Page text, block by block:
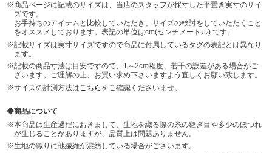
商品ページに記載のサイズは、当店のスタッフが採寸した平置き実寸のサイ
ズです。
お手持ちのアイテムと比較していただき、サイズの検討をしていただくこと
をオススメしております。表記の単位はcm(センチメートル) です。
記載サイズは実寸サイズですので商品に付属しているタグの表記とは異なり
ます。
記載の商品寸法は目安ですので、1～2cm程度、若干の誤差がある場合がご
ざいます。ご理解の上、お買い求め下さいますよう宜しくお願い致します。
サイズの計測方法はこちら をご確認くださいませ。
商品について
本商品は生産過程におきまして、生地を織る際の糸の継ぎ目や多少のほつれ
が生じることがありますが、品質上は問題ありません。
生地の織りに他繊維が混紡している場合がございます。